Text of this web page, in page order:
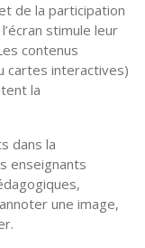
de la participation
stimule leur
contenus
cartes interactives)
la
dans la
enseignants
une image,